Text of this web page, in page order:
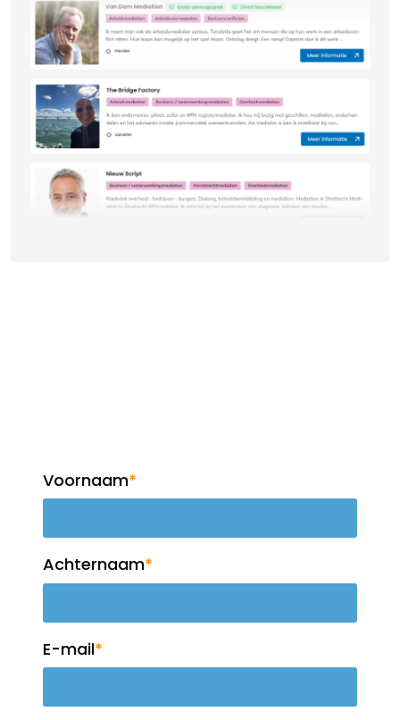
mediators kunnen variëren op basis van de
wetgeving en praktijken in verschillende
rechtsgebieden. Als je overweegt om een mediator
in te schakelen voor een echtscheiding of
familieconflict, is het raadzaam om de specifieke
expertise en ervaring van de mediator te bespreken
om ervoor te zorgen dat ze geschikt zijn voor jouw
situatie.